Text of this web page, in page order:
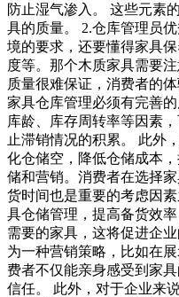
防止湿气渗入。 这些元素
具的质量。 2.仓库管理员
境的要求，还要懂得家具
度等。那个木质家具需要
质量很难保证，消费者的
家具仓库管理必须有完善
库龄、库存周转率等因素
止滞销情况的积累。 此外
化仓储空，降低仓储成本
储和营销。消费者在选择
货时间也是重要的考虑因
具仓储管理，提高备货效
需要的家具，这将促进企
为一种营销策略，比如在
费者不仅能亲身感受到家
信任。 此外，对于企业来